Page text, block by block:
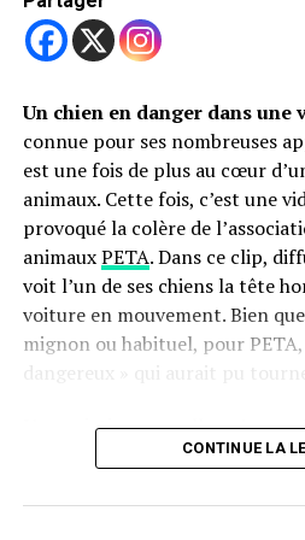
Partager
que celui avec certaines
D’autres stars aussi gaga de
Kevin Costner n’est pas seul
Jennifer Aniston, par
cause animale. Elle vit avec
qu’elle présente régulièrement
Elle milite aussi activement
animaux abandonnés, surtout
naturelle.
Demi Moore, elle, va encore
que ses chiens comptent
sont une source de joie et de
pur, sans jugement ni
MêmeParis Hiltonest connue
Un chien en danger dans une
connue pour ses nombreuses
est une fois de plus au cœur
animaux. Cette fois, c’est une
provoqué la colère de
animauxPETA. Dans ce clip,
voit l’un de ses chiens la tête
voiture en mouvement. Bien
mignon ou habituel, pour PETA,
dangereux » qui aurait pu
L’association rappelle qu’un
ou même une distraction
risque qu’il saute ou tombe est
CONTINUE LA